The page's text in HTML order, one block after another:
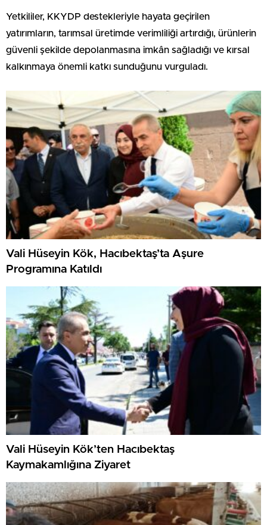
Yetkililer, KKYDP destekleriyle hayata geçirilen
yatırımların, tarımsal üretimde verimliliği artırdığı, ürünlerin
güvenli şekilde depolanmasına imkân sağladığı ve kırsal
kalkınmaya önemli katkı sunduğunu vurguladı.
Vali Hüseyin Kök, Hacıbektaş’ta Aşure
Programına Katıldı
Vali Hüseyin Kök’ten Hacıbektaş
Kaymakamlığına Ziyaret